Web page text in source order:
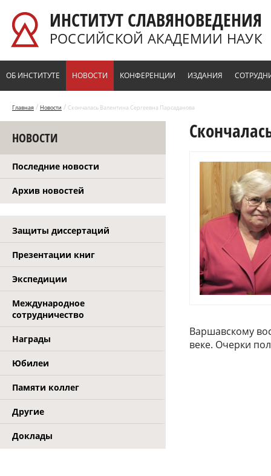
ИНСТИТУТ СЛАВЯНОВЕДЕНИЯ
РОССИЙСКОЙ АКАДЕМИИ НАУК
ОБ ИНСТИТУТЕ НОВОСТИ КОНФЕРЕНЦИИ ИЗДАНИЯ
Главная / Новости / Скончалась Валентина Сергеевна Парсаданова
НОВОСТИ
Последние новости
Архив новостей
Защиты диссертаций
Презентации книг
Экспедиции
Международное
сотрудничество
Награды
Юбилеи
Памяти коллег
Другие
Доклады
Варшавскому
веке. Очерки